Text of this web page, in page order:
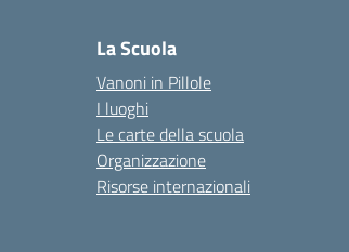
La Scuola
Vanoni in Pillole
I luoghi
Le carte della scuola
Organizzazione
Risorse internazionali